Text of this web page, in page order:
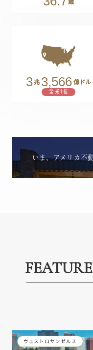
3兆 3,566億ドル
全米1位
いま、アメリカ不
ウェストロサンゼルス